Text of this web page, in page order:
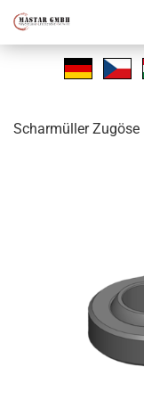
Schar­mül­ler